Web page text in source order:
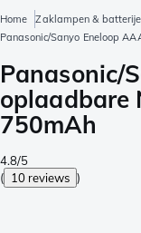
Home Zaklampen &
Panasonic/Sanyo Eneloop
Panasonic/
oplaadbare
750mAh
4.8/5
( 10 reviews )